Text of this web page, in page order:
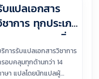
แปลเอกสาร
าการ ทุกประเภท
ทุกภาษา ราคาเริ่ม
น 150 บาท
การรับแปลเอกสารวิชาการ
อบคลุมทุกด้านกว่า 14
ษา แปลโดยนักแปลผู้